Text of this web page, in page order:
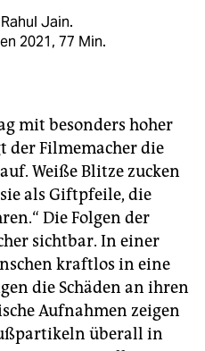
Jain.
2021, 77 Min.
mit besonders hoher
der Filmemacher die
Weiße Blitze zucken
als Giftpfeile, die
Die Folgen der
sichtbar. In einer
kraftlos in eine
die Schäden an ihren
Aufnahmen zeigen
überall in